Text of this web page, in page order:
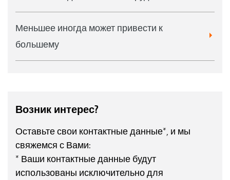
Меньшее иногда может привести к
большему
Возник интерес?
Оставьте свои контактные данные*, и мы
свяжемся с Вами:
* Ваши контактные данные будут
использованы исключительно для